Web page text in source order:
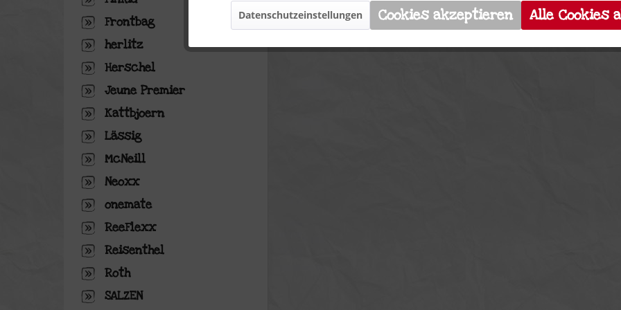
Frontbag
herlitz
Herschel
Jeune Premier
Kattbjoern
Lässig
McNeill
Neoxx
onemate
ReeFlexx
Reisenthel
Roth
SALZEN
Datenschutzeinstellungen Cookies akzeptieren Alle Cookies